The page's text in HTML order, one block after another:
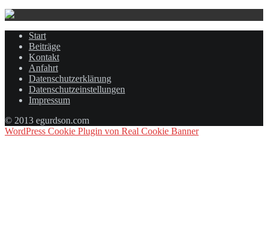
Start
Beiträge
Kontakt
Anfahrt
Datenschutzerklärung
Datenschutzeinstellungen
Impressum
© 2013 egurdson.com
WordPress Cookie Plugin von Real Cookie Banner